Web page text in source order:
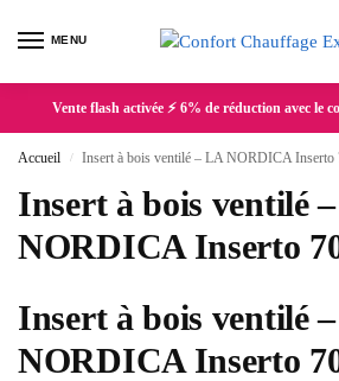
MENU
Vente flash activée ⚡ 6% de réduction avec le
Accueil / Insert à bois ventilé – LA NORDICA Inserto
Insert à bois ventilé
NORDICA Inserto
Insert à bois ventilé
NORDICA Inserto